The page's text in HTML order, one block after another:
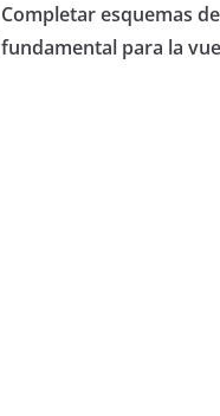
Completar esquemas
fundamental para la